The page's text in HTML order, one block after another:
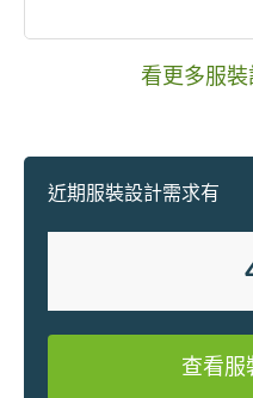
看更多服
近期服裝設計需求有
查看服